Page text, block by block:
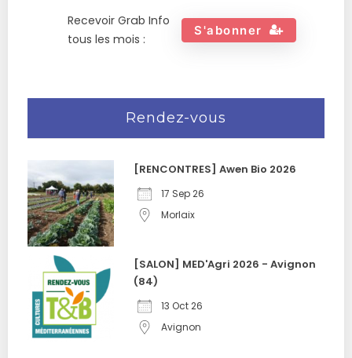
Recevoir Grab Info
tous les mois :
S'abonner
Rendez-vous
[RENCONTRES] Awen Bio 2026
17 Sep 26
Morlaix
[SALON] MED'Agri 2026 - Avignon
(84)
13 Oct 26
Avignon